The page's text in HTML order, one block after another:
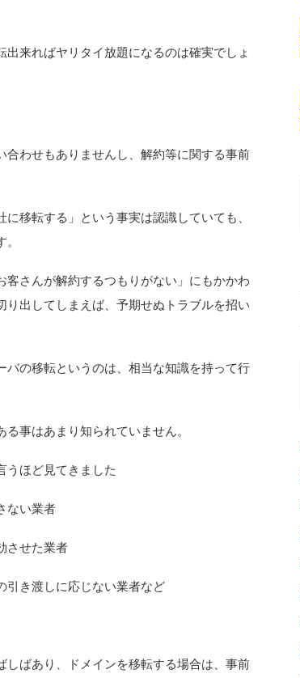
来ればヤリタイ放題になるのは確実でしょ
合わせもありませんし、解約等に関する事前
移転する」という事実は認識していても、
客さんが解約するつもりがない」にもかかわ
り出してしまえば、予期せぬトラブルを招い
バの移転というのは、相当な知識を持って行
事はあまり知られていません。
うほど見てきました
ない業者
させた業者
引き渡しに応じない業者など
しばあり、ドメインを移転する場合は、事前